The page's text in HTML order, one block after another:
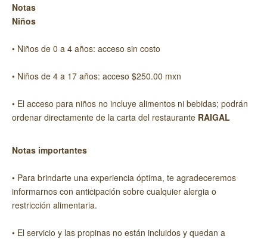
Notas
Niños
• Niños de 0 a 4 años: acceso sin costo
• Niños de 4 a 17 años: acceso $250.00 mxn
• El acceso para niños no incluye alimentos ni bebidas; podrán
ordenar directamente de la carta del restaurante RAIGAL
Notas importantes
• Para brindarte una experiencia óptima, te agradeceremos
informarnos con anticipación sobre cualquier alergia o
restricción alimentaria.
• El servicio y las propinas no están incluidos y quedan a